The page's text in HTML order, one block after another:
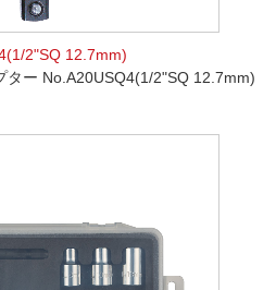
2"SQ 12.7mm)
ター No.A20USQ4(1/2"SQ 12.7mm)